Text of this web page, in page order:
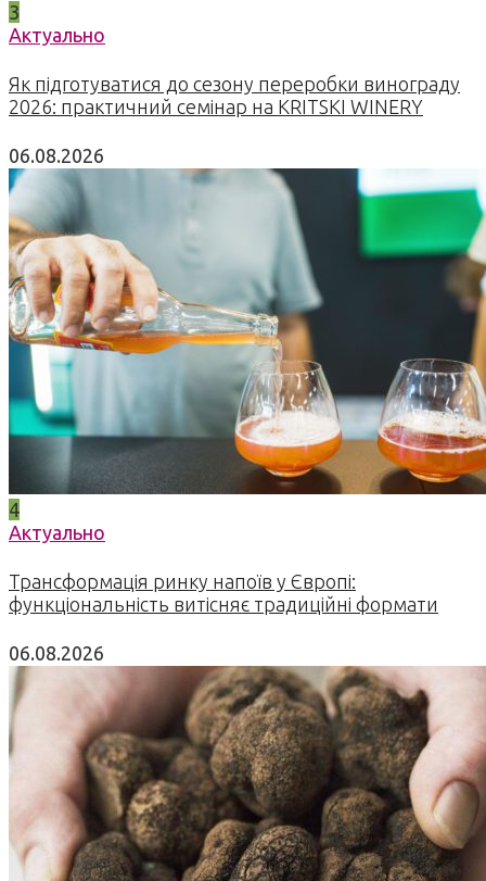
3
Актуально
Як підготуватися до сезону переробки винограду
2026: практичний семінар на KRITSKI WINERY
06.08.2026
4
Актуально
Трансформація ринку напоїв у Європі:
функціональність витісняє традиційні формати
06.08.2026